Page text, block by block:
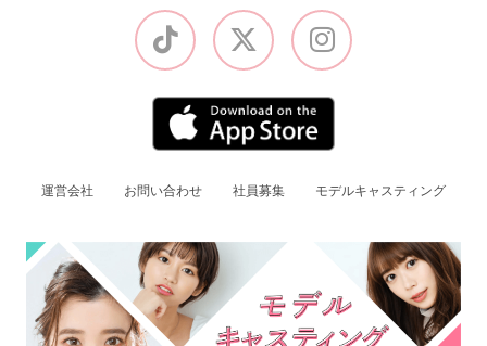
運営会社 お問い合わせ 社員募集 モデルキャスティング